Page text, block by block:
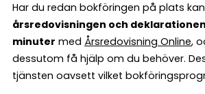
Har du redan bokföringen på plats kan
årsredovisningen och deklarationen
minuter med Årsredovisning Online,
dessutom få hjälp om du behöver.
tjänsten oavsett vilket